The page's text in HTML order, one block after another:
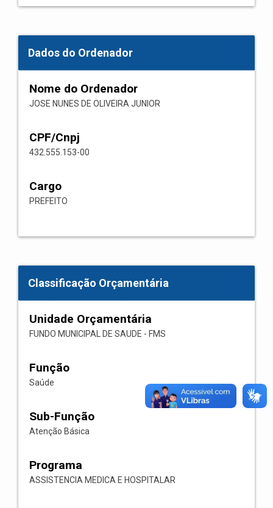
Dados do Ordenador
Nome do Ordenador
JOSE NUNES DE OLIVEIRA JUNIOR
CPF/Cnpj
432.555.153-00
Cargo
PREFEITO
Classificação Orçamentária
Unidade Orçamentária
FUNDO MUNICIPAL DE SAUDE - FMS
Função
Saúde
Sub-Função
Atenção Básica
Programa
ASSISTENCIA MEDICA E HOSPITALAR